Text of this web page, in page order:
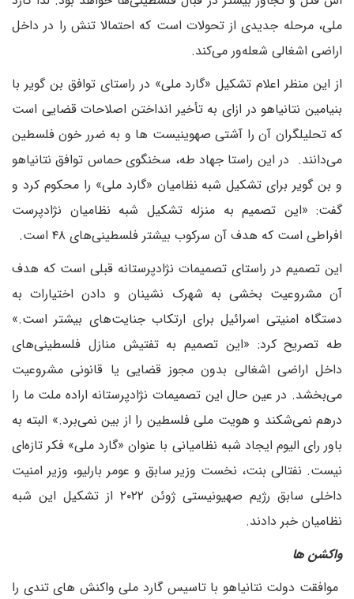
ملی، مرحله جدیدی از تحولات است که احتمالا تنش را در داخل
اراضی اشغالی شعله‌ور می‌کند.
از این منظر اعلام تشکیل «گارد ملی» در راستای توافق بن گویر با
بنیامین نتانیاهو در ازای به تأخیر انداختن اصلاحات قضایی است
که تحلیلگران آن را آشتی صهوینیست ها و به ضرر خون فلسطین
می‌دانند. در این راستا جهاد طه، سخنگوی حماس توافق نتانیاهو
و بن گویر برای تشکیل شبه نظامیان «گارد ملی» را محکوم کرد و
گفت: «این تصمیم به منزله تشکیل شبه نظامیان نژادپرست
افراطی است که هدف آن سرکوب بیشتر فلسطینی‌های ۴۸ است.
این تصمیم در راستای تصمیمات نژادپرستانه قبلی است که هدف
آن مشروعیت بخشی به شهرک نشینان و دادن اختیارات به
دستگاه امنیتی اسرائیل برای ارتکاب جنایت‌های بیشتر است.»
طه تصریح کرد: «این تصمیم به تفتیش منازل فلسطینی‌های
داخل اراضی اشغالی بدون مجوز قضایی یا قانونی مشروعیت
می‌بخشد. در عین حال این تصمیمات نژادپرستانه اراده ملت ما را
درهم نمی‌شکند و هویت ملی فلسطین را از بین نمی‌برد.» البته به
باور رای الیوم ایجاد شبه نظامیانی با عنوان «گارد ملی» فکر تازه‌ای
نیست. نفتالی بنت، نخست وزیر سابق و عومر بارلیو، وزیر امنیت
داخلی سابق رژیم صهیونیستی ژوئن ۲۰۲۲ از تشکیل این شبه
نظامیان خبر دادند.
واکشن ها
موافقت دولت نتانیاهو با تاسیس گارد ملی واکنش های تندی را